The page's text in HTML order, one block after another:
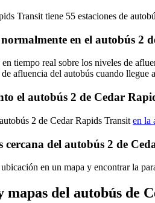
Transit tiene 55 estaciones de
en el autobús 2
tiempo real sobre los niveles de
afluencia del autobús cuando llegue
el autobús 2 de Cedar
2 de Cedar Rapids Transit en la
cercana del autobús 2 de
en un mapa y encontrar la
del autobús de